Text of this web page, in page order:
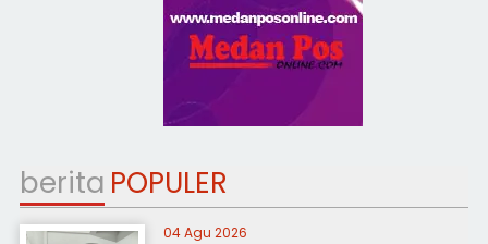
berita POPULER
04 Agu 2026